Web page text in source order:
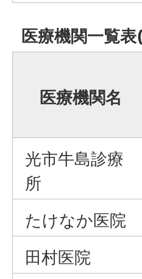
医療機関一覧
医療機関名
光市牛島診療
所
たけなか医院
田村医院